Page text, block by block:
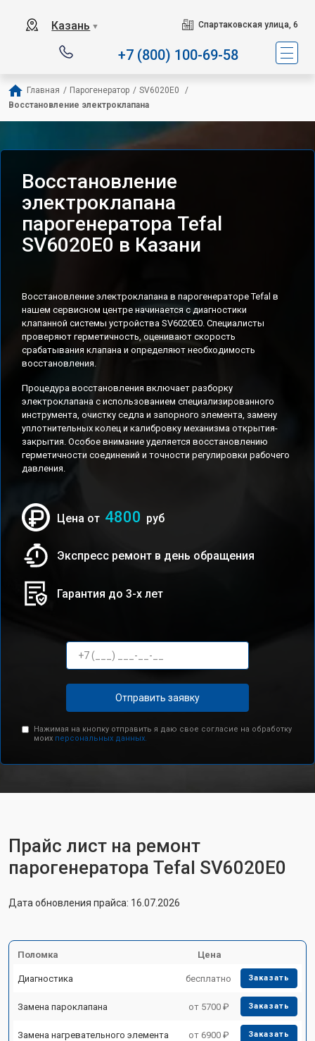
Казань ▼ Спартаковская улица, 6
+7 (800) 100-69-58
Главная / Парогенератор / SV6020E0
/
Восстановление электроклапана
Восстановление
электроклапана
парогенератора Tefal
SV6020E0 в Казани
Восстановление электроклапана в парогенераторе Tefal в
нашем сервисном центре начинается с диагностики
клапанной системы устройства SV6020E0. Специалисты
проверяют герметичность, оценивают скорость
срабатывания клапана и определяют необходимость
восстановления.
Процедура восстановления включает разборку
электроклапана с использованием специализированного
инструмента, очистку седла и запорного элемента, замену
уплотнительных колец и калибровку механизма открытия-
закрытия. Особое внимание уделяется восстановлению
герметичности соединений и точности регулировки рабочего
давления.
Цена от 4800 руб
Экспресс ремонт в день обращения
Гарантия до 3-х лет
Отправить заявку
Нажимая на кнопку отправить я даю свое согласие на обработку
моих персональных данных.
Прайс лист на ремонт
парогенератора Tefal SV6020E0
Дата обновления прайса: 16.07.2026
Поломка Цена
Диагностика бесплатно Заказать
Замена пароклапана от 5700 ₽ Заказать
Замена нагревательного элемента от 6900 ₽ Заказать